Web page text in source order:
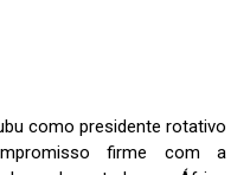
como presidente rotativo
firme com a